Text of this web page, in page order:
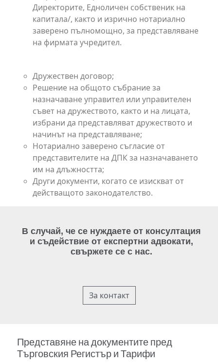
Директорите, Едноличен собственик на
капитала/, както и изрично нотариално
заверено пълномощно, за представляване
на фирмата учредител.
Дружествен договор;
Решение на общото събрание за
назначаване управител или управителен
съвет на дружеството, както и на лицата,
избрани да представляват дружеството и
начинът на представляване;
Нотариално заверено съгласие от
представителите на ДПК за назначаването
им на длъжността;
Други документи, когато се изискват от
действащото законодателство.
В случай, че се нуждаете от консултация
и съдействие от експертни адвокати,
свържете се с нас.
За контакт
Представяне на документите пред
Търговския Регистър и Тарифи